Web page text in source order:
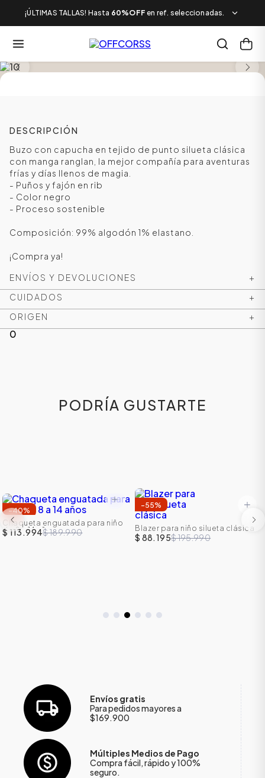
¡ÚLTIMAS TALLAS! Hasta 60%OFF en ref. seleccionadas.
LOOK COMPLETO
DESCRIPCIÓN
Buzo con capucha en tejido de punto silueta clásica
con manga ranglan, la mejor compañía para aventuras
frías y días llenos de magia.
- Puños y fajón en rib
- Color negro
- Proceso sostenible
Composición: 99% algodón 1% elastano.
¡Compra ya!
ENVÍOS Y DEVOLUCIONES
+
CUIDADOS
+
ORIGEN
+
0
PODRÍA GUSTARTE
-40%
Chaqueta enguatada para niño
de 8 a 14 años
$ 113.994$ 189.990
-55%
Blazer para niño silueta clásica
$ 88.195$ 195.990
Envíos gratis
Para pedidos mayores a
$169.900
Múltiples Medios de Pago
Compra fácil, rápido y 100%
seguro.